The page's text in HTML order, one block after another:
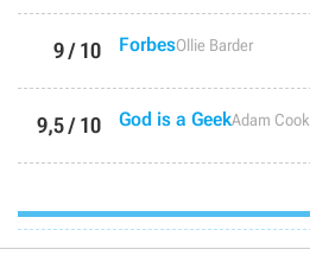
9 / 10 ForbesOllie Barder
9,5 / 10 God is a GeekAdam Cook